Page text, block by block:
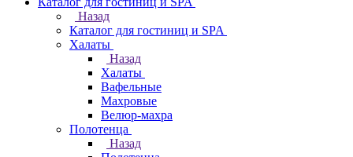
Назад
Каталог для гостиниц и SPA
Халаты
Назад
Халаты
Вафельные
Махровые
Велюр-махра
Полотенца
Назад